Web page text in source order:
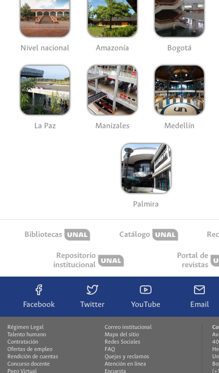
Nivel nacional Amazonía Bogotá
La Paz Manizales Medellín
Palmira
Bibliotecas Catálogo
Repositorio
institucional
Portal de
revistas
Facebook Twitter YouTube Email
Régimen Legal
Talento humano
Contratación
Ofertas de empleo
Rendición de cuentas
Concurso docente
Pago Virtual
Correo institucional
Mapa del sitio
Redes Sociales
FAQ
Quejas y reclamos
Atención en línea
Encuesta